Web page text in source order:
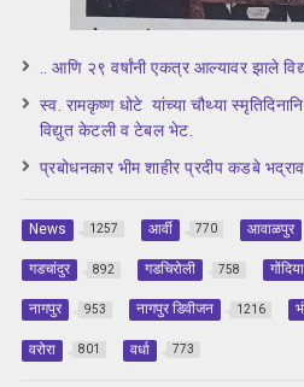
.. आणि २९ वर्षांनी एकत्र आल्यावर झाले
स्व. रामकृष्ण धोटे यांच्या चौथ्या
विद्युत केटली व टेबल भेट.
प्रबोधनकार भीम शाहीर प्रदीप कडबे
News 1257 आर्वी 770 आवाळपुर
गडचांदुर 892 गडचिरोली 758 गोंदिया
नागपुर 953 नागपुर डिवीजन 1216
वरोरा 801 वर्धा 773